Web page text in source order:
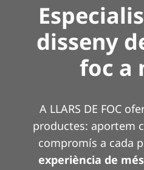
disseny
foc a
A LLARS DE FOC
productes: aportem
compromís a cada
experiència de